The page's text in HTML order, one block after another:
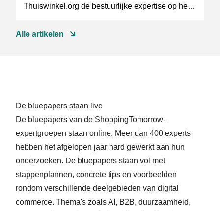
Thuiswinkel.org de bestuurlijke expertise op het
innovatie en (online) consumentenvertrouwen.
Alle artikelen
De bluepapers staan live
De bluepapers van de ShoppingTomorrow-
expertgroepen staan online. Meer dan 400 experts
hebben het afgelopen jaar hard gewerkt aan hun
onderzoeken. De bluepapers staan vol met
stappenplannen, concrete tips en voorbeelden
rondom verschillende deelgebieden van digital
commerce. Thema's zoals AI, B2B, duurzaamheid,